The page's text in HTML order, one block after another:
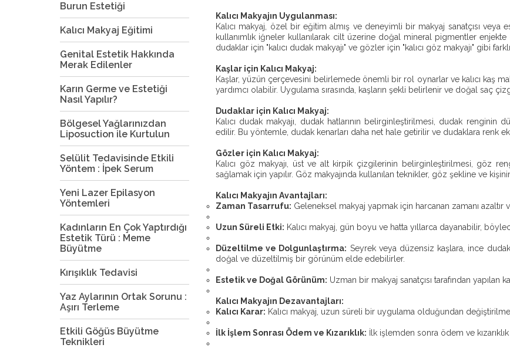
Kalıcı Makyajın Uygulanması:
Kalıcı makyaj, özel bir eğitim almış ve deneyimli bir makyaj sanatçısı veya
kullanımlık iğneler kullanılarak cilt üzerine doğal mineral pigmentler enjekte
dudaklar için "kalıcı dudak makyajı" ve gözler için "kalıcı göz makyajı" gibi
Kaşlar için Kalıcı Makyaj:
Kaşlar, yüzün çerçevesini belirlemede önemli bir rol oynarlar ve kalıcı kaş
yardımcı olabilir. Uygulama sırasında, kaşların şekli belirlenir ve doğal saç
Dudaklar için Kalıcı Makyaj:
Kalıcı dudak makyajı, dudak hatlarının belirginleştirilmesi, dudak renginin
edilir. Bu yöntemle, dudak kenarları daha net hale getirilir ve dudaklara renk
Gözler için Kalıcı Makyaj:
Kalıcı göz makyajı, üst ve alt kirpik çizgilerinin belirginleştirilmesi, göz
sağlamak için yapılır. Göz makyajında kullanılan teknikler, göz şekline ve
Kalıcı Makyajın Avantajları:
Zaman Tasarrufu: Geleneksel makyaj yapmak için harcanan zamanı azaltır
Uzun Süreli Etki: Kalıcı makyaj, gün boyu ve hatta yıllarca dayanabilir,
Düzeltilme ve Dolgunlaştırma: Seyrek veya düzensiz kaşlara, ince
doğal ve düzeltilmiş bir görünüm elde edebilirler.
Estetik ve Doğal Görünüm: Uzman bir makyaj sanatçısı tarafından yapılan
Kalıcı Makyajın Dezavantajları:
Kalıcı Karar: Kalıcı makyaj, uzun süreli bir uygulama olduğundan
İlk İşlem Sonrası Ödem ve Kızarıklık: İlk işlemden sonra ödem ve
Burun Estetiği
Kalıcı Makyaj Eğitimi
Genital Estetik Hakkında
Merak Edilenler
Karın Germe ve Estetiği
Nasıl Yapılır?
Bölgesel Yağlarınızdan
Liposuction ile Kurtulun
Selülit Tedavisinde Etkili
Yöntem : İpek Serum
Yeni Lazer Epilasyon
Yöntemleri
Kadınların En Çok Yaptırdığı
Estetik Türü : Meme
Büyütme
Kırışıklık Tedavisi
Yaz Aylarının Ortak Sorunu :
Aşırı Terleme
Etkili Göğüs Büyütme
Teknikleri